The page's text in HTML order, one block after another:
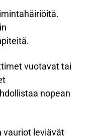
vuotavat tai
nopean
vauriot leviävät